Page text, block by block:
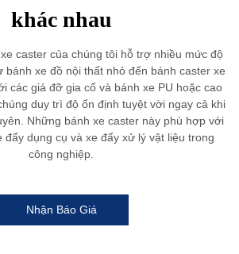
khác nhau
caster của chúng tôi hỗ trợ nhiều mức độ
xe đồ nội thất nhỏ đến bánh caster xe
các giá đỡ gia cố và bánh xe PU hoặc cao
duy trì độ ổn định tuyệt vời ngay cả khi
Những bánh xe caster này phù hợp với
đẩy dụng cụ và xe đẩy xử lý vật liệu trong
công nghiệp.
Nhận Báo Giá